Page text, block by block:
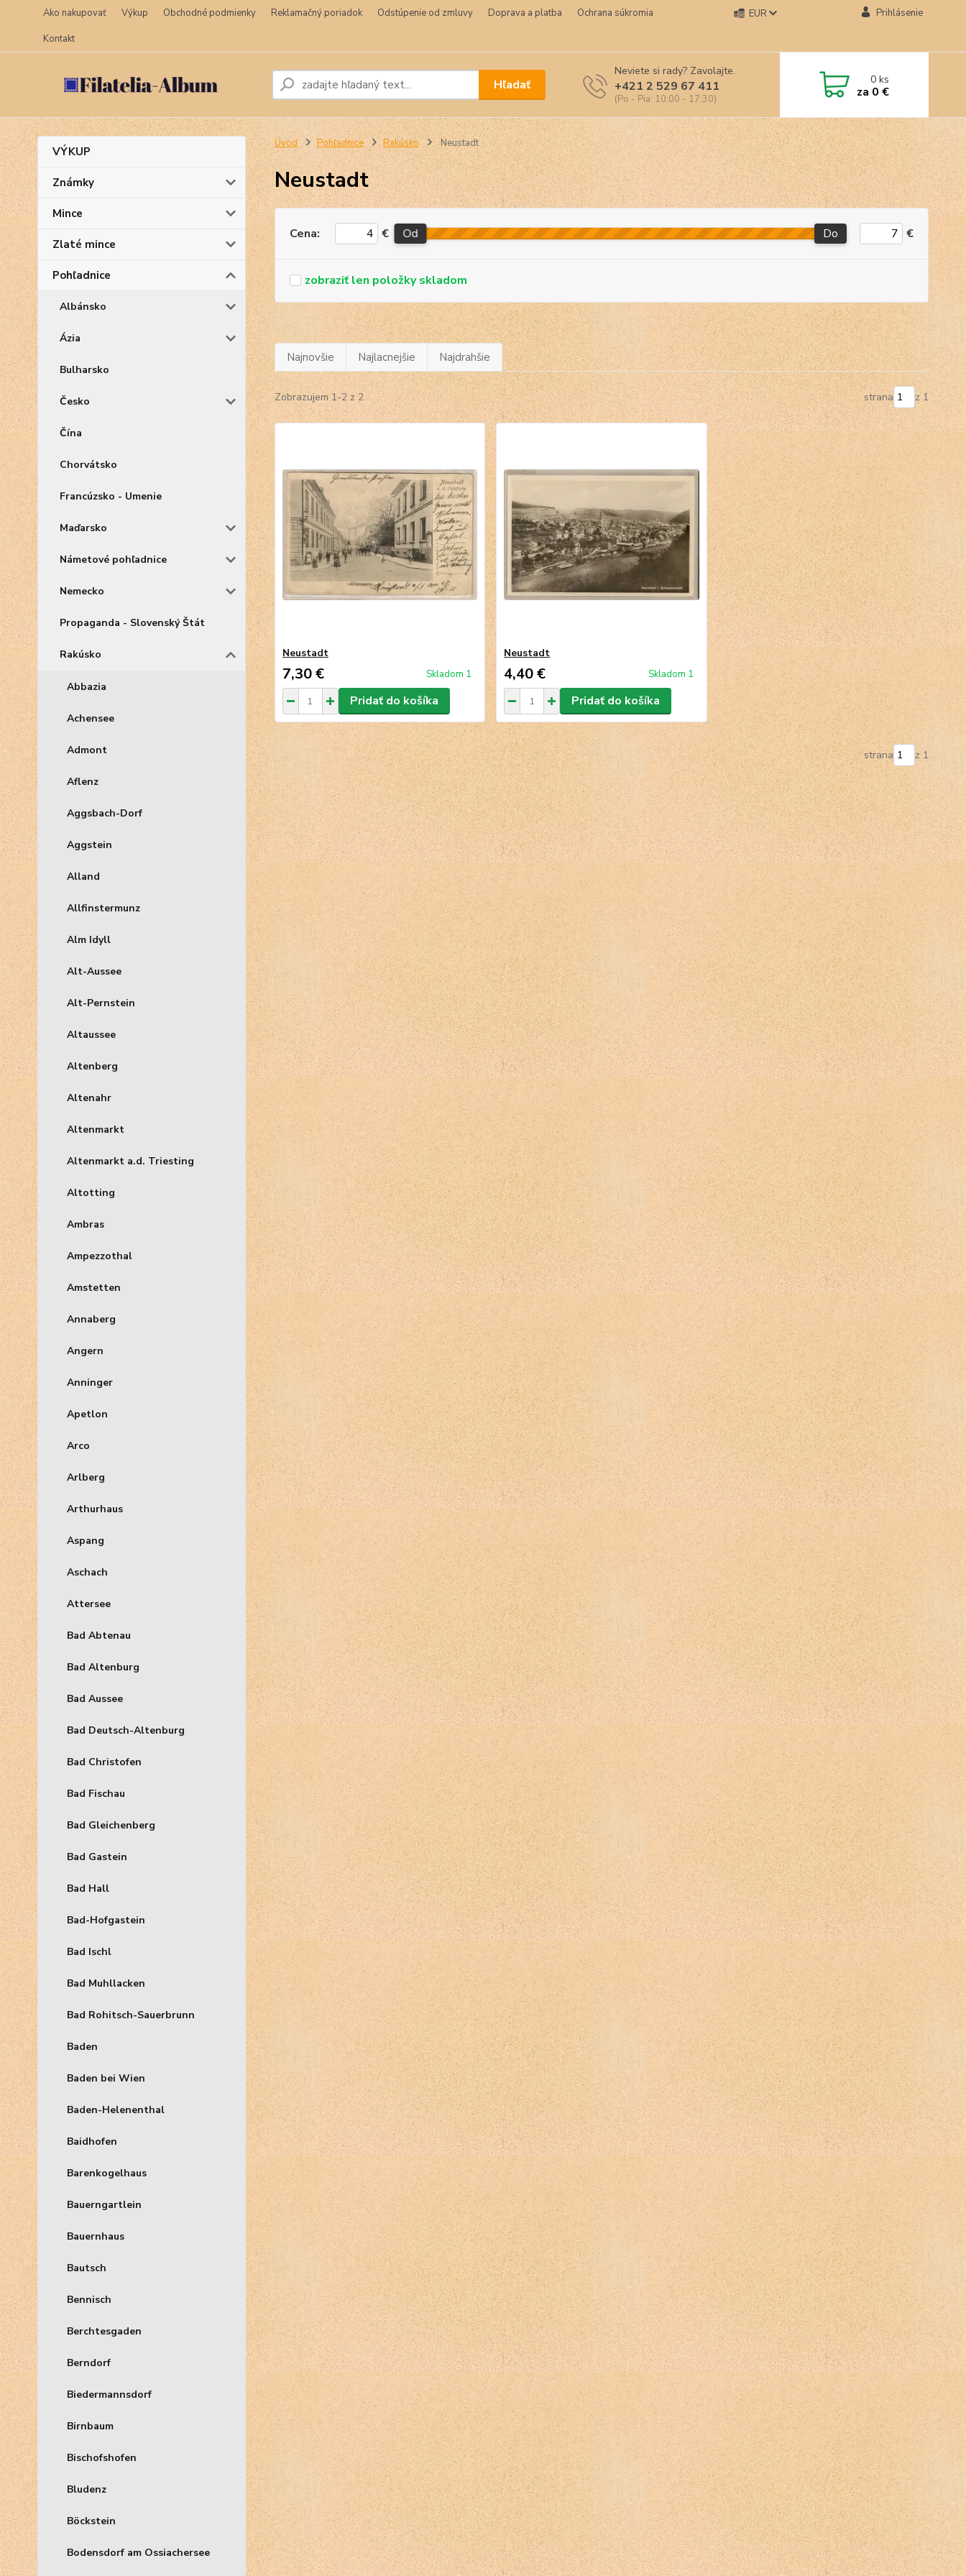
Ako nakupovať Výkup Obchodné podmienky Reklamačný poriadok Odstúpenie od zmluvy Doprava a platba
Ochrana súkromia
Kontakt
EUR Prihlásenie
Hľadať
Neviete si rady? Zavolajte.
+421 2 529 67 411
(Po - Pia: 10:00 - 17:30)
0ks
za 0 €
VÝKUP
Známky
Mince
Zlaté mince
Pohľadnice
Albánsko
Ázia
Bulharsko
Česko
Čína
Chorvátsko
Francúzsko - Umenie
Maďarsko
Námetové pohľadnice
Nemecko
Propaganda - Slovenský Štát
Rakúsko
Abbazia
Achensee
Admont
Aflenz
Aggsbach-Dorf
Aggstein
Alland
Allfinstermunz
Alm Idyll
Alt-Aussee
Alt-Pernstein
Altaussee
Altenberg
Altenahr
Altenmarkt
Altenmarkt a.d. Triesting
Altotting
Ambras
Ampezzothal
Amstetten
Annaberg
Angern
Anninger
Apetlon
Arco
Arlberg
Arthurhaus
Aspang
Aschach
Attersee
Bad Abtenau
Bad Altenburg
Bad Aussee
Bad Deutsch-Altenburg
Bad Christofen
Bad Fischau
Bad Gleichenberg
Bad Gastein
Bad Hall
Bad-Hofgastein
Bad Ischl
Bad Muhllacken
Bad Rohitsch-Sauerbrunn
Baden
Baden bei Wien
Baden-Helenenthal
Baidhofen
Barenkogelhaus
Bauerngartlein
Bauernhaus
Bautsch
Bennisch
Berchtesgaden
Berndorf
Biedermannsdorf
Birnbaum
Bischofshofen
Bludenz
Böckstein
Bodensdorf am Ossiachersee
Úvod Pohľadnice Rakúsko Neustadt
Neustadt
Cena: € Od Do €
skladom
Najnovšie Najlacnejšie Najdrahšie
Zobrazujem 1-2 z 2 strana z 1
Neustadt
7,30 € Skladom 1
Pridať do košíka
Neustadt
4,40 € Skladom 1
Pridať do košíka
strana z 1